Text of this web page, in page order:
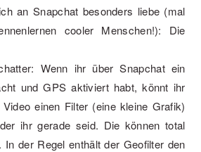
an Snapchat besonders liebe (mal
cooler Menschen!): Die
Wenn ihr über Snapchat ein
und GPS aktiviert habt, könnt ihr
einen Filter (eine kleine Grafik)
ihr gerade seid. Die können total
In der Regel enthält der Geofilter den